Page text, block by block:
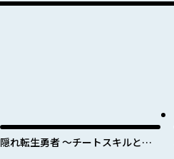
隠れ転生勇者 ～チートスキルと勇